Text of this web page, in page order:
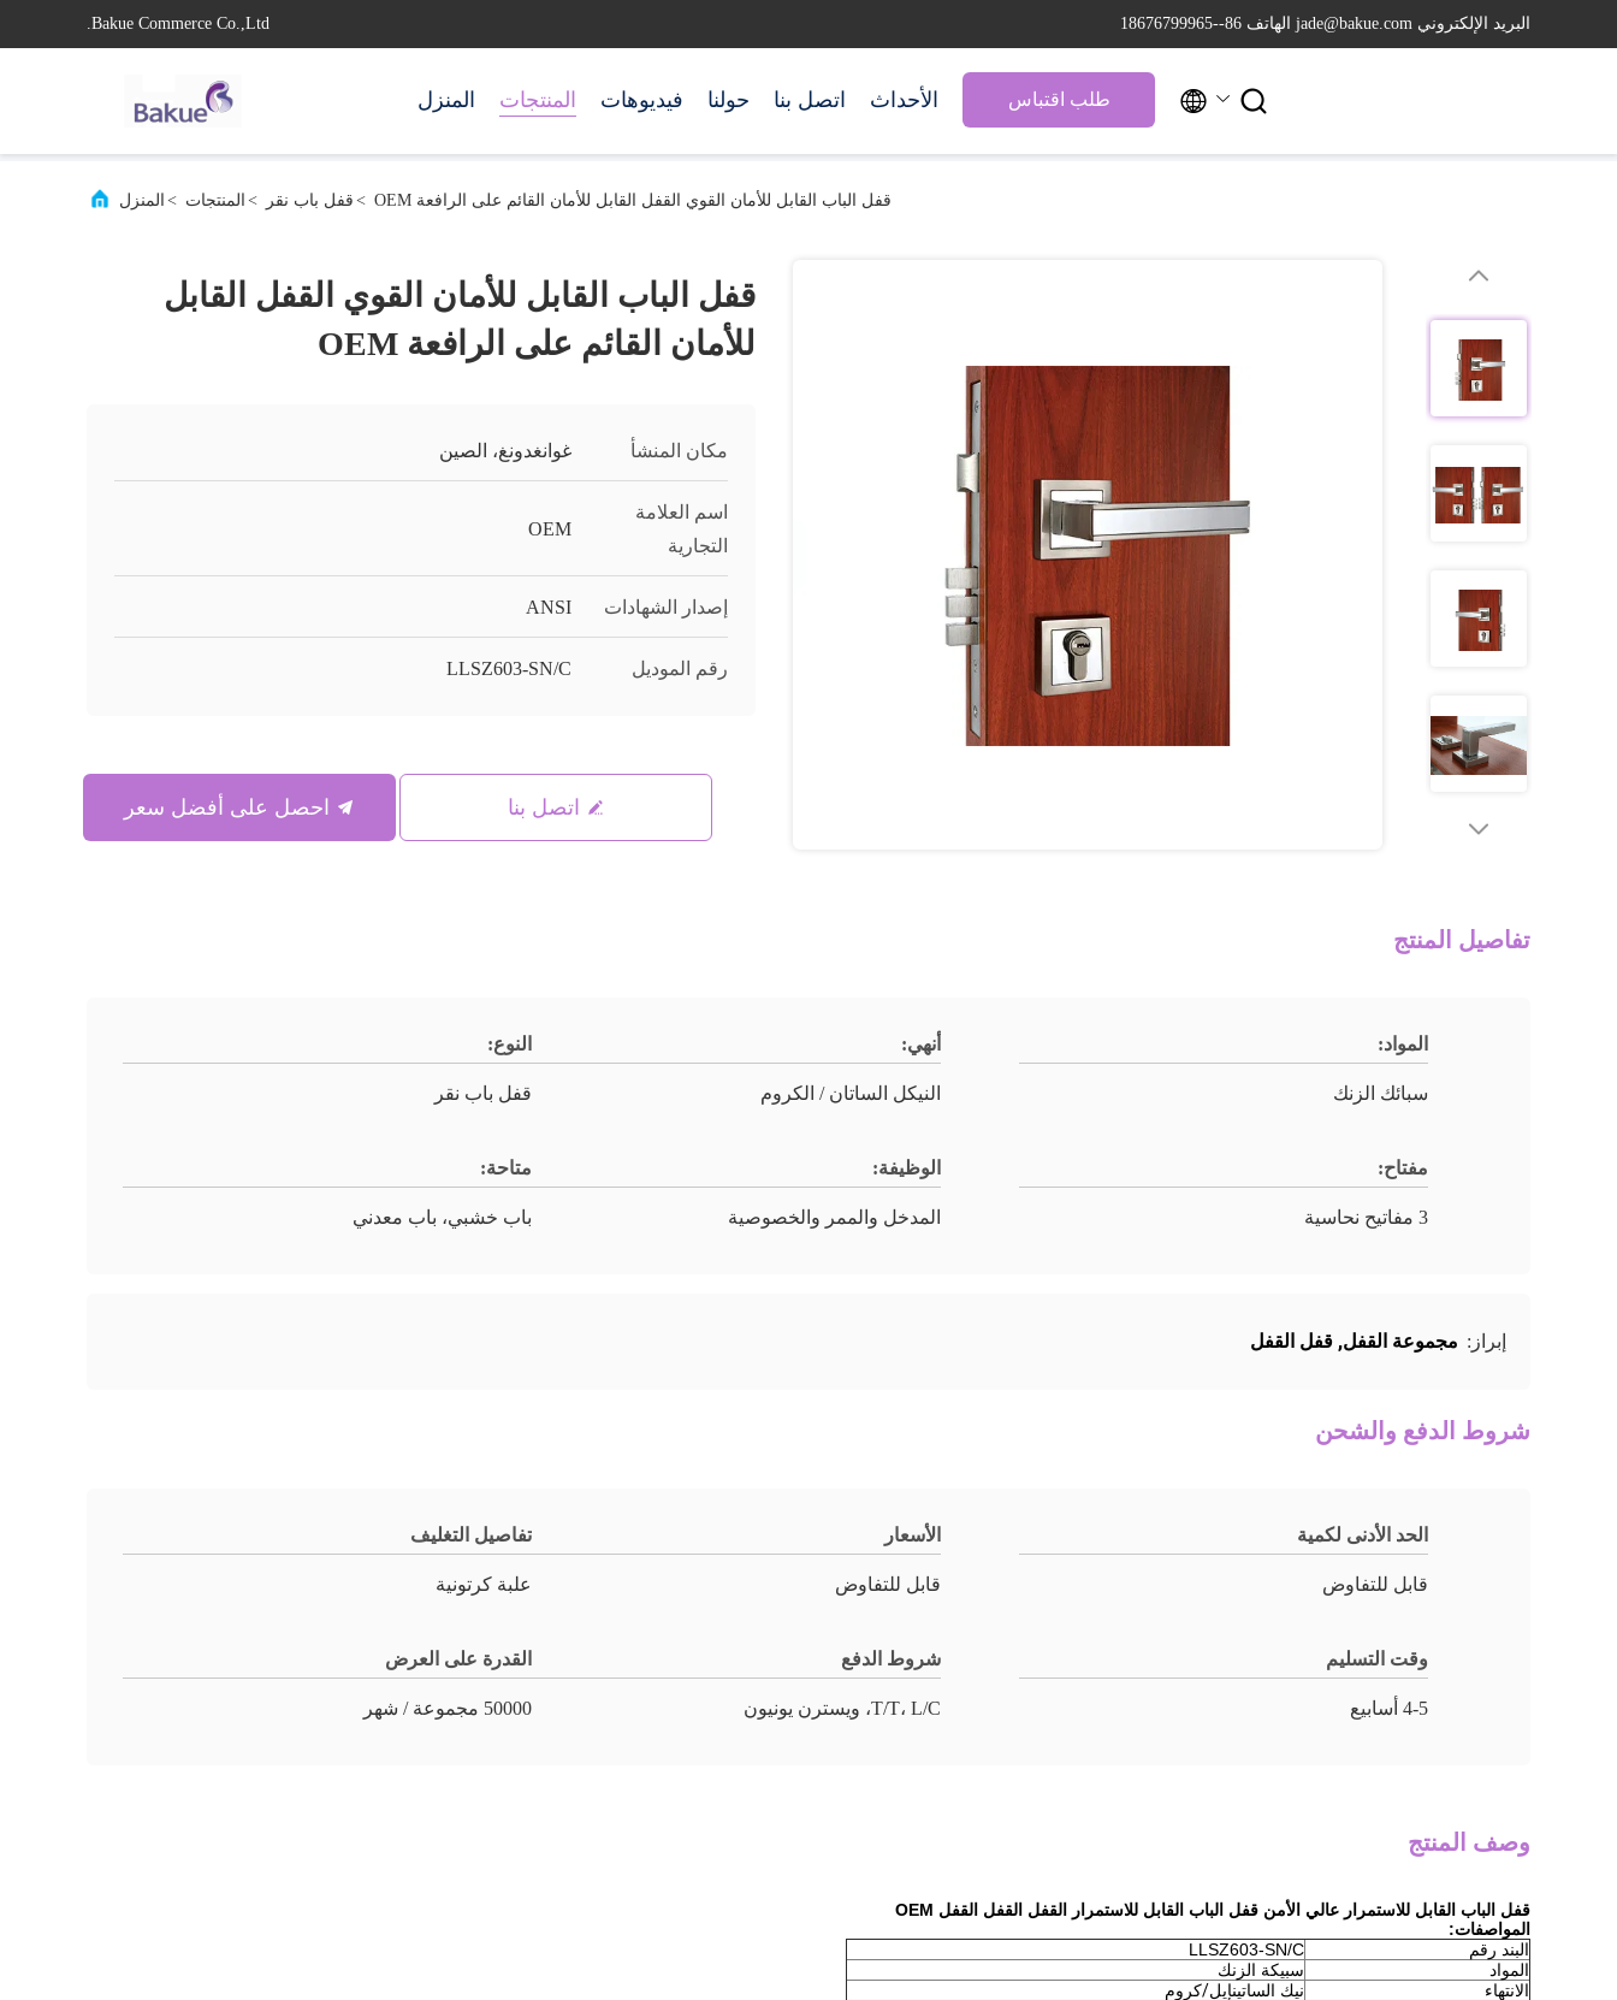
Bakue Commerce Co.,Ltd. البريد الإلكتروني jade@bakue.com الهاتف 86--18676799965
المنزل المنتجات فيديوهات حولنا اتصل بنا الأحداث طلب اقتباس  
المنزل > المنتجات > قفل باب نقر > قفل الباب القابل للأمان القوي القفل القابل للأمان القائم على الرافعة OEM
قفل الباب القابل للأمان القوي القفل القابل
للأمان القائم على الرافعة OEM
مكان المنشأ غوانغدونغ، الصين
اسم العلامة
التجارية
OEM
إصدار الشهادات ANSI
رقم الموديل LLSZ603-SN/C
اتصل بنا
تفاصيل المنتج
المواد:
سبائك الزنك
أنهي:
النيكل الساتان / الكروم
النوع:
قفل باب نقر
مفتاح:
3 مفاتيح نحاسية
الوظيفة:
المدخل والممر والخصوصية
متاحة:
باب خشبي، باب معدني
إبراز: مجموعة القفل, قفل القفل
شروط الدفع والشحن
الحد الأدنى لكمية
قابل للتفاوض
الأسعار
قابل للتفاوض
تفاصيل التغليف
علبة كرتونية
وقت التسليم
4-5 أسابيع
شروط الدفع
T/T، L/C، ويسترن يونيون
القدرة على العرض
50000 مجموعة / شهر
وصف المنتج
قفل الباب القابل للاستمرار عالي الأمن قفل الباب القابل للاستمرار القفل القفل القفل OEM
المواصفات:
البند رقم
LLSZ603-SN/C
المواد
سبيكة الزنك
الانتهاء
نيك الساتينإيل/كروم